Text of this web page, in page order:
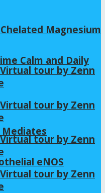
Magnesium
Calm and Daily
Mediates
eNOS
tour by Zenn
tour by Zenn
tour by Zenn
tour by Zenn